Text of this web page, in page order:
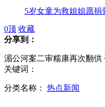
5岁女童为救姐姐愿捐
富豪老板为救员工溺
0顶 收藏
分享到：
湄公河案二审糯康再次翻供
关键词：
分类名称： 热点新闻